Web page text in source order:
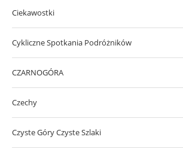
Ciekawostki
Cykliczne Spotkania Podróżników
CZARNOGÓRA
Czechy
Czyste Góry Czyste Szlaki